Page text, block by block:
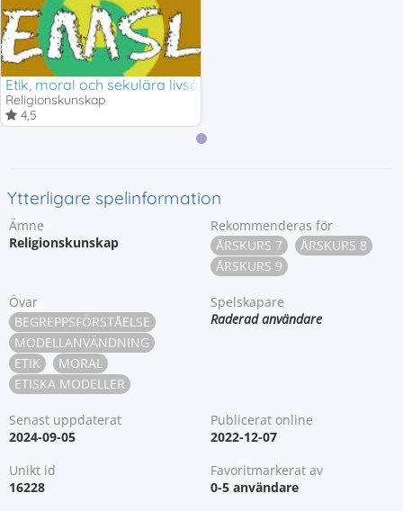
Etik, moral och sekulära livsåskådningar
Religionskunskap
4,5
Ytterligare spelinformation
Ämne
Religionskunskap
Rekommenderas för
ÅRSKURS 7
ÅRSKURS 8
ÅRSKURS 9
Övar
BEGREPPSFÖRSTÅELSE
MODELLANVÄNDNING
ETIK
MORAL
ETISKA MODELLER
Spelskapare
Raderad användare
Senast uppdaterat
2024-09-05
Publicerat online
2022-12-07
Unikt id
16228
Favoritmarkerat av
0-5 användare